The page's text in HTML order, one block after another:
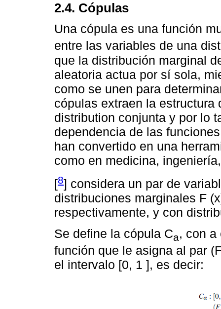
2.4. Cópulas
Una cópula es una función
entre las variables de una
que la distribución marginal
aleatoria actua por sí sola,
como se unen para
cópulas extraen la
distribution conjunta y por lo
dependencia de las
han convertido en una
como en medicina,
[8] considera un par de
distribuciones marginales F
respectivamente, y con
Se define la cópula Ca, con a
función que le asigna al par
el intervalo [0, 1 ], es decir: